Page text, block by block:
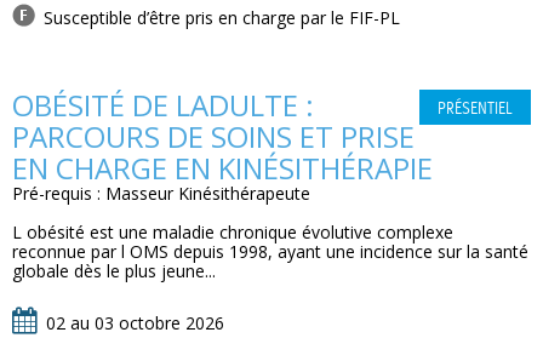
Susceptible d’être pris en charge par le FIF-PL
PRÉSENTIEL
OBÉSITÉ DE LADULTE :
PARCOURS DE SOINS ET PRISE
EN CHARGE EN KINÉSITHÉRAPIE
Pré-requis : Masseur Kinésithérapeute
L obésité est une maladie chronique évolutive complexe
reconnue par l OMS depuis 1998, ayant une incidence sur la santé
globale dès le plus jeune...
02 au 03 octobre 2026